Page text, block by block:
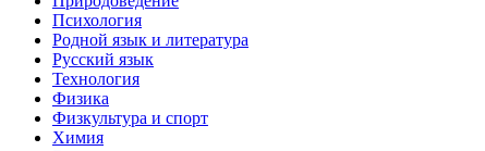
Психология
Родной язык и литература
Русский язык
Технология
Физика
Физкультура и спорт
Химия